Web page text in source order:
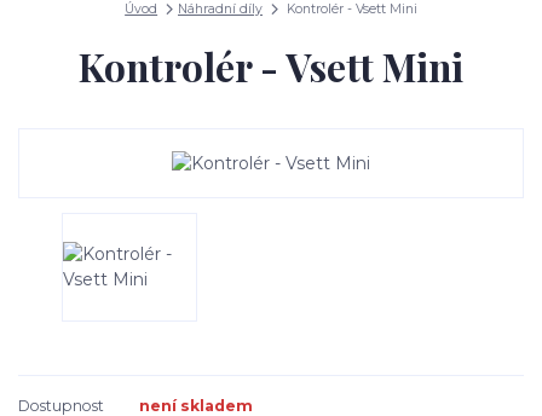
Úvod Náhradní díly Kontrolér - Vsett Mini
Kontrolér - Vsett Mini
Dostupnost není skladem